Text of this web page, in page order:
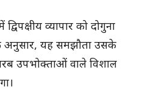
व्यापार को दोगुना
अनुसार, यह समझौता उसके
उपभोक्ताओं वाले विशाल